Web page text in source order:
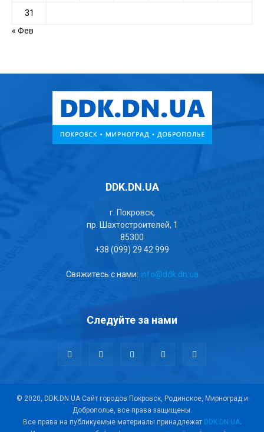
31
« Фев
DDK.DN.UA
г. Покровск,
пр. Шахтостроителей, 1
85300
+38 (099) 29 42 999
Свяжитесь с нами: info@ddk.dn.ua
Следуйте за нами
© 2020, DDK.DN.UA Сайт городов Покровск, Родинское, Мирноград и
Доброполье, все права защищены.
Все права на публикуемые материалы принадлежат DDK.DN.UA.